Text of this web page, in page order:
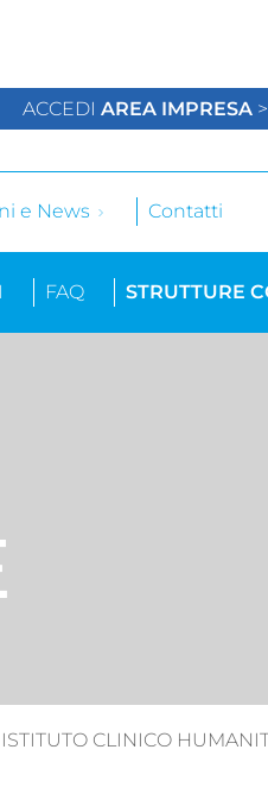
ACCEDIAREA IMPRESA >
e News Contatti
FAQ STRUTTURE
ISTITUTO CLINICO